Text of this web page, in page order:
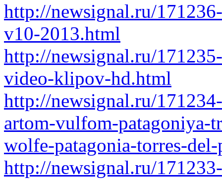
http://newsignal.ru/
v10-2013.html
http://newsignal.ru/
video-klipov-hd.html
http://newsignal.ru/
artom-vulfom-patagoniya-
wolfe-patagonia-torres-
http://newsignal.ru/